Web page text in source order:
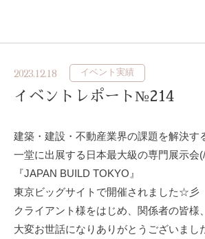
2023.12.18 イベント実績
イベントレポート№214
建築・建設・不動産業界の課題を解決す
一堂に出展する日本最大級の専門展示会
『JAPAN BUILD TOKYO』
東京ビッグサイトで開催されました☆彡
クライアント様をはじめ、関係者の皆様、
大変お世話になりありがとうございまし